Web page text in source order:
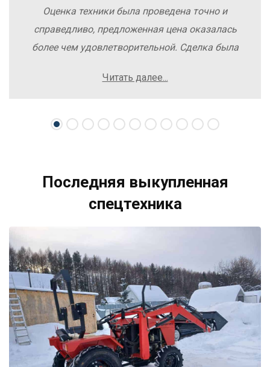
Оценка техники была проведена точно и
справедливо, предложенная цена оказалась
более чем удовлетворительной. Сделка была
осложнений. Рекомендую компанию Excavator
свою спецтехнику.
Читать далее...
Последняя выкупленная
спецтехника